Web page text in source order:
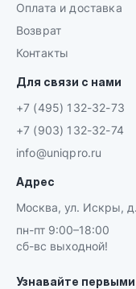
Оплата и доставка
Возврат
Контакты
Для связи с нами
+7 (495) 132-32-73
+7 (903) 132-32-74
info@uniqpro.ru
Адрес
Москва, ул. Искры,
пн-пт 9:00–18:00
сб-вс выходной!
Узнавайте